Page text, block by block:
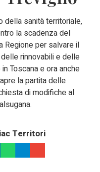
della sanità territoriale,
la scadenza del
Regione per salvare il
rinnovabili e delle
Toscana e ora anche
la partita delle
di modifiche al
Territori